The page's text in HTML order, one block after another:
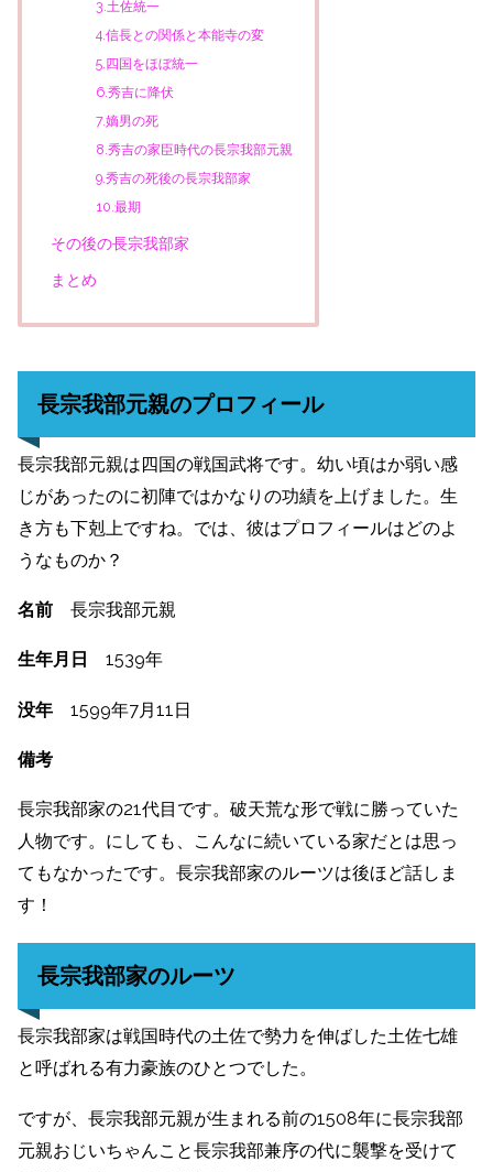
3.土佐統一
4.信長との関係と本能寺の変
5.四国をほぼ統一
6.秀吉に降伏
7.嫡男の死
8.秀吉の家臣時代の長宗我部元親
9.秀吉の死後の長宗我部家
10.最期
その後の長宗我部家
まとめ
長宗我部元親のプロフィール
長宗我部元親は四国の戦国武将です。幼い頃はか弱い感
じがあったのに初陣ではかなりの功績を上げました。生
き方も下剋上ですね。では、彼はプロフィールはどのよ
うなものか？
名前 長宗我部元親
生年月日1539年
没年1599年7月11日
備考
長宗我部家の21代目です。破天荒な形で戦に勝っていた
人物です。にしても、こんなに続いている家だとは思っ
てもなかったです。長宗我部家のルーツは後ほど話しま
す！
長宗我部家のルーツ
長宗我部家は戦国時代の土佐で勢力を伸ばした土佐七雄
と呼ばれる有力豪族のひとつでした。
ですが、長宗我部元親が生まれる前の1508年に長宗我部
元親おじいちゃんこと長宗我部兼序の代に襲撃を受けて